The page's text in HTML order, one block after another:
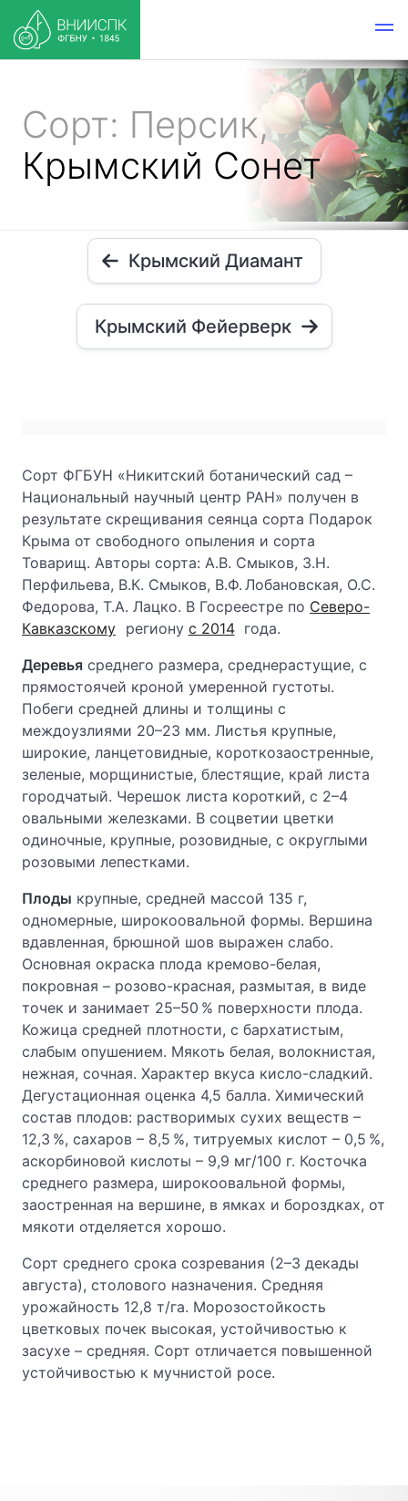
Сорт: Персик,
Крымский Сонет
Крымский Диамант
Крымский Фейерверк
Сорт ФГБУН «Никитский ботанический сад –
Национальный научный центр РАН» получен в
результате скрещивания сеянца сорта Подарок
Крыма от свободного опыления и сорта
Товарищ. Авторы сорта: А.В. Смыков, З.Н.
Перфильева, В.К. Смыков, В.Ф. Лобановская, О.С.
Федорова, Т.А. Лацко. В Госреестре по Северо-
Кавказскому региону с 2014 года.
Деревья среднего размера, среднерастущие, с
прямостоячей кроной умеренной густоты.
Побеги средней длины и толщины с
междоузлиями 20–23 мм. Листья крупные,
широкие, ланцетовидные, короткозаостренные,
зеленые, морщинистые, блестящие, край листа
городчатый. Черешок листа короткий, с 2–4
овальными железками. В соцветии цветки
одиночные, крупные, розовидные, с округлыми
розовыми лепестками.
Плоды крупные, средней массой 135 г,
одномерные, широкоовальной формы. Вершина
вдавленная, брюшной шов выражен слабо.
Основная окраска плода кремово-белая,
покровная – розово-красная, размытая, в виде
точек и занимает 25–50 % поверхности плода.
Кожица средней плотности, с бархатистым,
слабым опушением. Мякоть белая, волокнистая,
нежная, сочная. Характер вкуса кисло-сладкий.
Дегустационная оценка 4,5 балла. Химический
состав плодов: растворимых сухих веществ –
12,3 %, сахаров – 8,5 %, титруемых кислот – 0,5 %,
аскорбиновой кислоты – 9,9 мг/100 г. Косточка
среднего размера, широкоовальной формы,
заостренная на вершине, в ямках и бороздках, от
мякоти отделяется хорошо.
Сорт среднего срока созревания (2–3 декады
августа), столового назначения. Средняя
урожайность 12,8 т/га. Морозостойкость
цветковых почек высокая, устойчивостью к
засухе – средняя. Сорт отличается повышенной
устойчивостью к мучнистой росе.